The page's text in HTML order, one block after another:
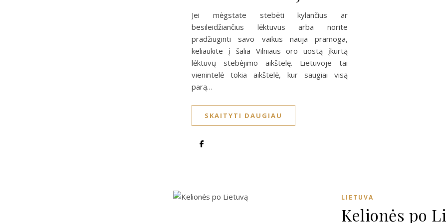
Jei mėgstate stebėti kylančius ar
besileidžiančius lėktuvus arba norite
pradžiuginti savo vaikus nauja pramoga,
keliaukite į šalia Vilniaus oro uostą įkurtą
lėktuvų stebėjimo aikštelę. Lietuvoje tai
vienintelė tokia aikštelė, kur saugiai visą
parą…
SKAITYTI DAUGIAU
LIETUVA
Kelionės po